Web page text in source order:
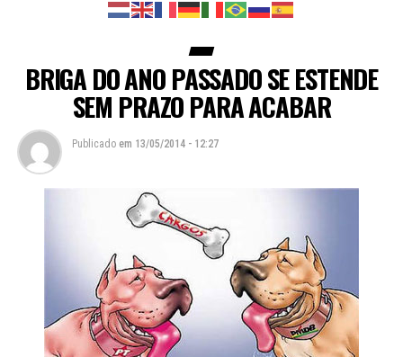
BRIGA DO ANO PASSADO SE ESTENDE
SEM PRAZO PARA ACABAR
Publicado em 13/05/2014 - 12:27